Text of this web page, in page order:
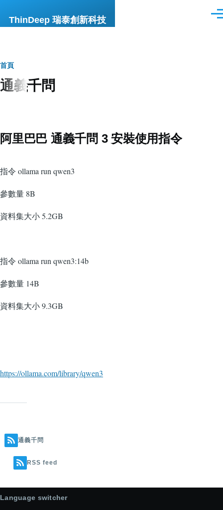
ThinDeep 瑞泰創新科技
選
導
航
首頁
通義千問
阿里巴巴 通義千問 3 安裝使用指令
指令 ollama run qwen3
參數量 8B
資料集大小 5.2GB
指令 ollama run qwen3:14b
參數量 14B
資料集大小 9.3GB
https://ollama.com/library/qwen3
通義千問
RSS feed
Language switcher